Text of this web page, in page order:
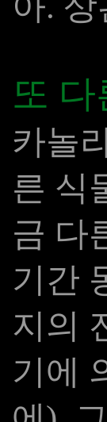
또 다
카놀
른 식
금 다
기간
지의
기에